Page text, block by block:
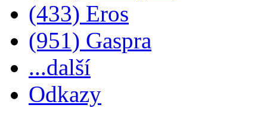
(433) Eros
(951) Gaspra
...další
Odkazy